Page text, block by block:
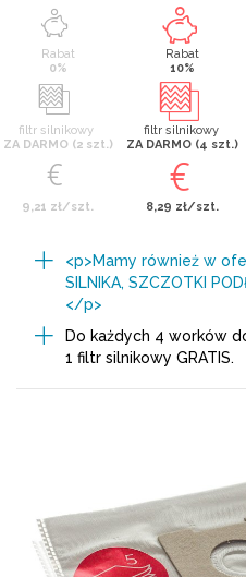
Rabat
0%
filtr silnikowy
ZA DARMO (2 szt.)
9,21 zł/szt.
Rabat
10%
filtr silnikowy
ZA DARMO (4 szt.)
8,29 zł/szt.
<p>Mamy również w
SILNIKA, SZCZOTKI
</p>
Do każdych 4 worków
1 filtr silnikowy GRATIS.